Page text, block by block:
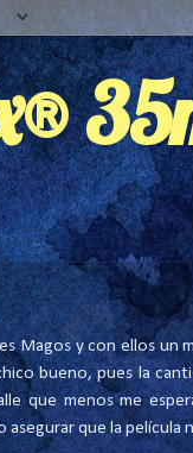
Magos y con ellos un
bueno, pues la
que menos me
asegurar que la película